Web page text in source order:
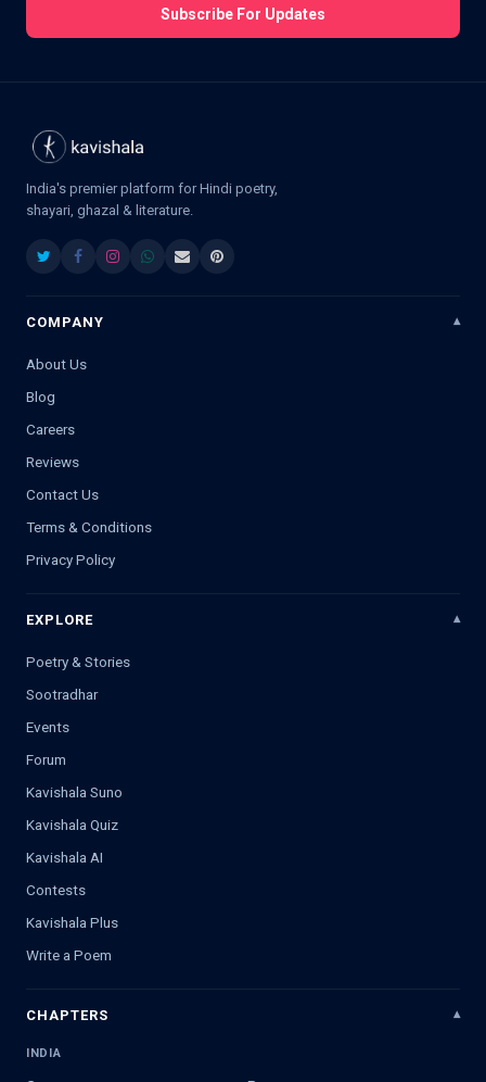
Subscribe For Updates
India's premier platform for Hindi poetry,
shayari, ghazal & literature.
COMPANY
About Us
Blog
Careers
Reviews
Contact Us
Terms & Conditions
Privacy Policy
EXPLORE
Poetry & Stories
Sootradhar
Events
Forum
Kavishala Suno
Kavishala Quiz
Kavishala AI
Contests
Kavishala Plus
Write a Poem
CHAPTERS
INDIA